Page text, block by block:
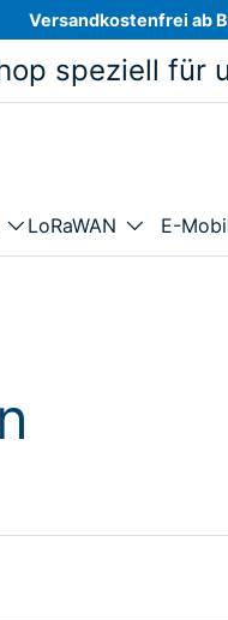
Versandkostenfrei ab
speziell für
LoRaWAN E-